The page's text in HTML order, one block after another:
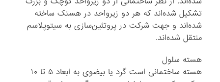
تشکیل شده‌اند که هر دو زیرواحد در هستک ساخته
شده‌اند و جهت شرکت در پروتئین‌سازی به سیتوپلاسم
منتقل شده‌اند.
هسته سلول
هسته ساختمانی است گرد یا بیضوی به ابعاد ۵ تا ۱۰